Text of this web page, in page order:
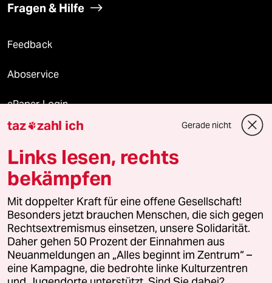
Fragen & Hilfe
Feedback
Aboservice
ePaper Login
Downloads für Abonnierende
© 2026 taz Verlags und Vertriebs GmbH
Alle Rechte vorbehalten. Bei rechtlichen Fragen oder für Genehmigungen
wenden Sie sich bitte an
lizenzen@taz.de
Feedback Redaktionsstatut Kommune-Richtlinien
Leitlinie Informant Datenschutz Impressum AGB
taz zahl ich Gerade nicht
Links lesen, rechts
bekämpfen
Mit doppelter Kraft für eine offene Gesellschaft!
Besonders jetzt brauchen Menschen, die sich gegen
Rechtsextremismus einsetzen, unsere Solidarität.
Daher gehen 50 Prozent der Einnahmen aus
Neuanmeldungen an „Alles beginnt im Zentrum“ –
eine Kampagne, die bedrohte linke Kulturzentren